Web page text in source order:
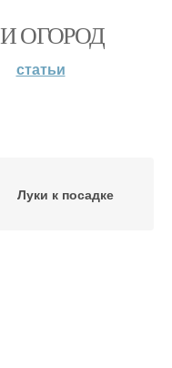
ОГОРОД
статьи
Луки к посадке